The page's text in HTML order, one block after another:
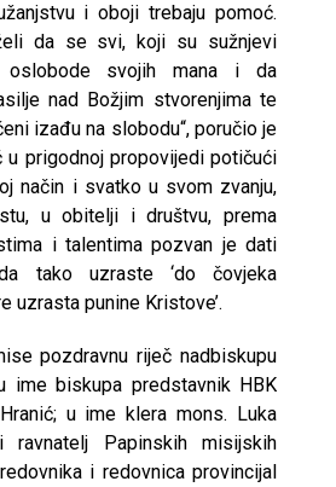
i oboji trebaju pomoć.
da se svi, koji su sužnjevi
oslobode svojih mana i da
nad Božjim stvorenjima te
izađu na slobodu“, poručio je
u prigodnoj propovijedi potičući
način i svatko u svom zvanju,
u obitelji i društvu, prema
i talentima pozvan je dati
tako uzraste ‘do čovjeka
uzrasta punine Kristove’.
pozdravnu riječ nadbiskupu
ime biskupa predstavnik HBK
u ime klera mons. Luka
ravnatelj Papinskih misijskih
i redovnica provincijal